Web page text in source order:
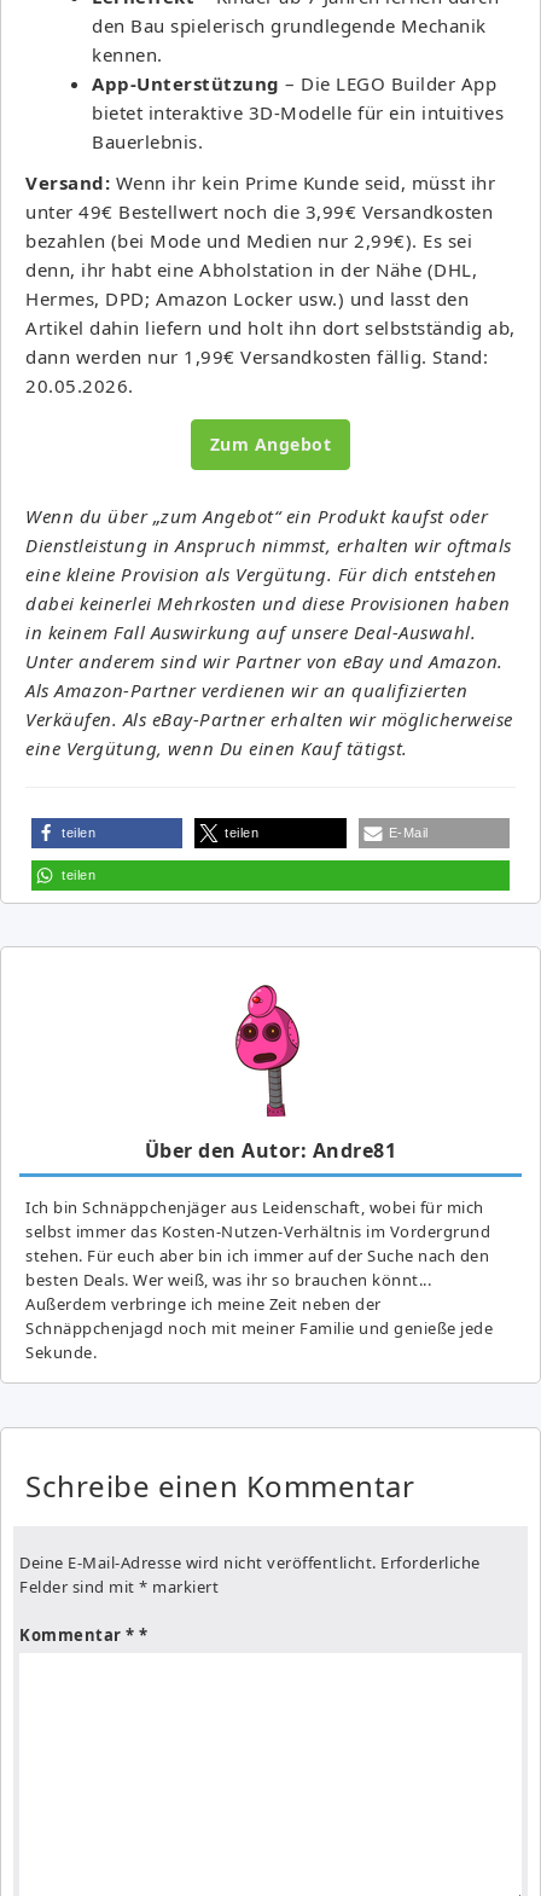
den Bau spielerisch grundlegende Mechanik
kennen.
App-Unterstützung – Die LEGO Builder App
bietet interaktive 3D-Modelle für ein intuitives
Bauerlebnis.
Versand: Wenn ihr kein Prime Kunde seid, müsst ihr
unter 49€ Bestellwert noch die 3,99€ Versandkosten
bezahlen (bei Mode und Medien nur 2,99€). Es sei
denn, ihr habt eine Abholstation in der Nähe (DHL,
Hermes, DPD; Amazon Locker usw.) und lasst den
Artikel dahin liefern und holt ihn dort selbstständig ab,
dann werden nur 1,99€ Versandkosten fällig. Stand:
20.05.2026.
Zum Angebot
Wenn du über „zum Angebot“ ein Produkt kaufst oder
Dienstleistung in Anspruch nimmst, erhalten wir oftmals
eine kleine Provision als Vergütung. Für dich entstehen
dabei keinerlei Mehrkosten und diese Provisionen haben
in keinem Fall Auswirkung auf unsere Deal-Auswahl.
Unter anderem sind wir Partner von eBay und Amazon.
Als Amazon-Partner verdienen wir an qualifizierten
Verkäufen. Als eBay-Partner erhalten wir möglicherweise
eine Vergütung, wenn Du einen Kauf tätigst.
teilen teilen E-Mail
teilen
Über den Autor: Andre81
Ich bin Schnäppchenjäger aus Leidenschaft, wobei für mich
selbst immer das Kosten-Nutzen-Verhältnis im Vordergrund
stehen. Für euch aber bin ich immer auf der Suche nach den
besten Deals. Wer weiß, was ihr so brauchen könnt...
Außerdem verbringe ich meine Zeit neben der
Schnäppchenjagd noch mit meiner Familie und genieße jede
Sekunde.
Schreibe einen Kommentar
Deine E-Mail-Adresse wird nicht veröffentlicht. Erforderliche
Felder sind mit * markiert
Kommentar *